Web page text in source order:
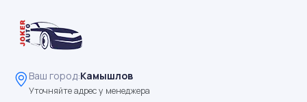
Ваш город:Камышлов
Уточняйте адрес у менеджера